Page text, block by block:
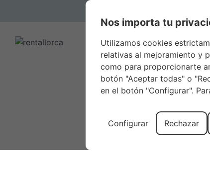
Nos importa tu
Utilizamos cookies
relativas al mejoramiento y
como para proporcionarte
botón "Aceptar todas" o
en el botón "Configurar".
Configurar Rechazar